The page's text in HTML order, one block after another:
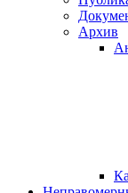
Архив